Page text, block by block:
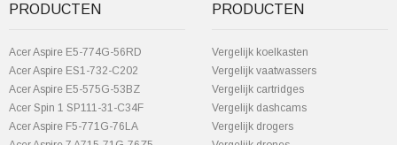
PRODUCTEN
Acer Aspire E5-774G-56RD
Acer Aspire ES1-732-C202
Acer Aspire E5-575G-53BZ
Acer Spin 1 SP111-31-C34F
Acer Aspire F5-771G-76LA
PRODUCTEN
Vergelijk koelkasten
Vergelijk vaatwassers
Vergelijk cartridges
Vergelijk dashcams
Vergelijk drogers